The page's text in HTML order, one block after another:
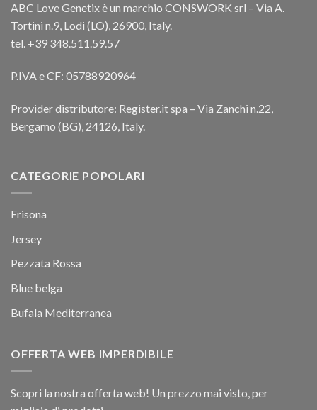
ABC Love Genetix è un marchio CONSWORK srl – Via A.
Tortini n.9, Lodi (LO), 26900, Italy.
tel. +39 348.511.59.57
P.IVA e CF: 05788920964
Provider distributore: Register.it spa – Via Zanchi n.22,
Bergamo (BG), 24126, Italy.
CATEGORIE POPOLARI
Frisona
Jersey
Pezzata Rossa
Blue belga
Bufala Mediterranea
OFFERTA WEB IMPERDIBILE
Scopri la nostra offerta web! Un prezzo mai visto, per